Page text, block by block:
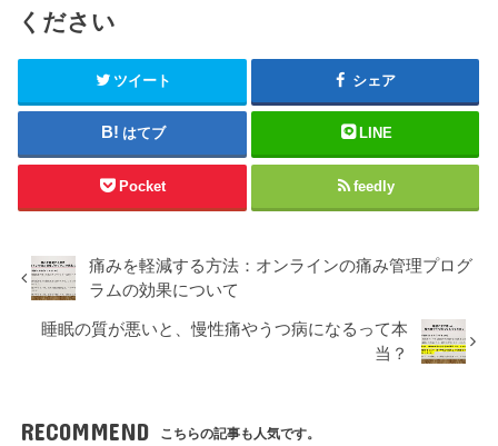
ください
ツイート シェア
はてブ LINE
Pocket feedly
痛みを軽減する方法：オンラインの痛み管理プログ
ラムの効果について
睡眠の質が悪いと、慢性痛やうつ病になるって本
当？
RECOMMEND こちらの記事も人気です。